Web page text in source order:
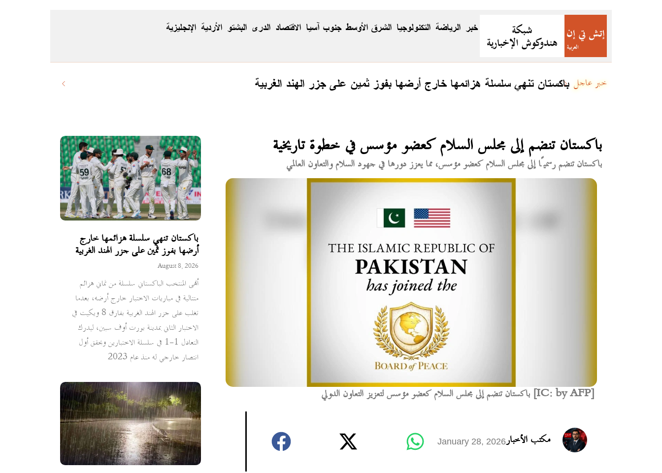
الاقتصاد جنوب آسيا الشرق الأوسط التكنولوجيا الرياضة خبر الإنجليزية الأردية البشتو الدری
باكستان تنهي سلسلة هزائمها خارج أرضها بفوز ثمين على جزر الهند الغربية خبر عاجل
باكستان تنهي سلسلة هزائمها خارج
أرضها بفوز ثمين على جزر الهند الغربية
August 8, 2026
أنهى المنتخب الباكستاني سلسلة من ثماني هزائم
متتالية في مباريات الاختبار خارج أرضه، بعدما
تغلب على جزر الهند الغربية بفارق 8 ويكيت في
الاختبار الثاني بمدينة بورت أوف سبين، ليدرك
التعادل 1-1 في سلسلة الاختبارين ويحقق أول
انتصار خارجي له منذ عام 2023
باكستان تنضم إلى مجلس السلام كعضو مؤسس في خطوة تاريخية
باكستان تنضم رسميًا إلى مجلس السلام كعضو مؤسس، مما يعزز دورها في جهود السلام والتعاون العالمي
باكستان تنضم إلى مجلس السلام كعضو مؤسس لتعزيز التعاون الدولي [IC: by AFP]
مكتب الأخبارJanuary 28, 2026